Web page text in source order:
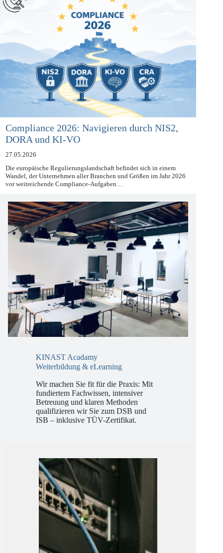
Compliance 2026: Navigieren durch NIS2,
DORA und KI-VO
27.05.2026
Die europäische Regulierungslandschaft befindet sich in einem
Wandel, der Unternehmen aller Branchen und Größen im Jahr 2026
KINAST Acadamy
Wir machen Sie fit für die Praxis: Mit
fundiertem Fachwissen, intensiver
Betreuung und klaren Methoden
qualifizieren wir Sie zum DSB und